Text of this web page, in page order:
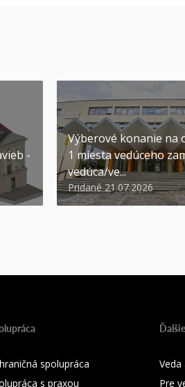
-
Výberové konanie na
1 miesta vedúceho
vedúca/ve...
Pridané 21.07.2026
spolupráca
s praxou
Ďalšie
Veda
Pre